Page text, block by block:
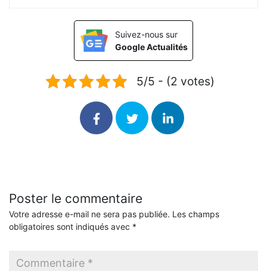
Suivez-nous sur
Google Actualités
5/5 - (2 votes)
Poster le commentaire
Votre adresse e-mail ne sera pas publiée. Les champs
obligatoires sont indiqués avec *